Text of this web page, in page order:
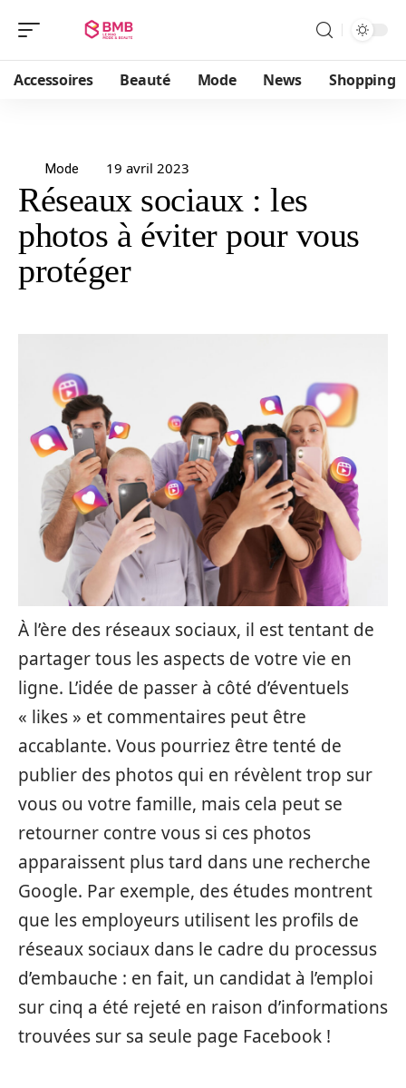
Accessoires Beauté Mode News Shopping
Mode 19 avril 2023
Réseaux sociaux : les
photos à éviter pour vous
protéger
À l’ère des réseaux sociaux, il est tentant de
partager tous les aspects de votre vie en
ligne. L’idée de passer à côté d’éventuels
« likes » et commentaires peut être
accablante. Vous pourriez être tenté de
publier des photos qui en révèlent trop sur
vous ou votre famille, mais cela peut se
retourner contre vous si ces photos
apparaissent plus tard dans une recherche
Google. Par exemple, des études montrent
que les employeurs utilisent les profils de
réseaux sociaux dans le cadre du processus
d’embauche : en fait, un candidat à l’emploi
sur cinq a été rejeté en raison d’informations
trouvées sur sa seule page Facebook !